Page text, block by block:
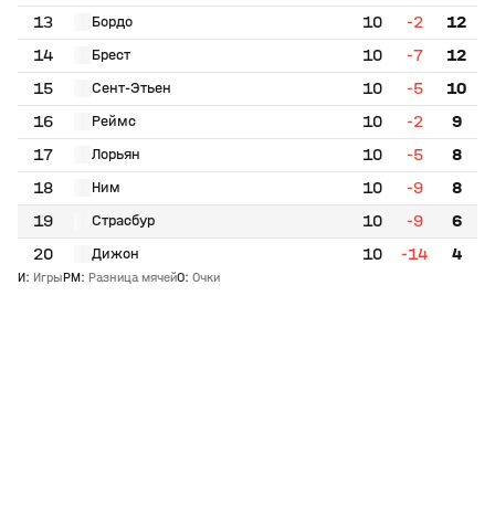
13
Бордо 10 -2
12
14
Брест 10 -7
12
15
Сент-Этьен 10 -5
10
16
Реймс 10 -2
9
17
Лорьян 10 -5
8
18
Ним 10 -9
8
19
Страсбур 10 -9
6
20
Дижон 10 -14 4
И: ИгрыРМ: Разница мячейО: Очки